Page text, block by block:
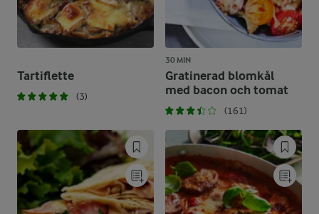
Tartiflette
(3)
30 MIN
Gratinerad blomkål
med bacon och tomat
(161)